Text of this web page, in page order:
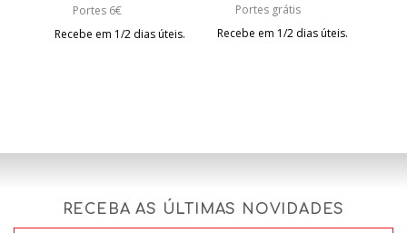
Portes 6€
Recebe em 1/2 dias úteis.
Portes grátis
Recebe em 1/2 dias úteis.
RECEBA AS ÚLTIMAS NOVIDADES